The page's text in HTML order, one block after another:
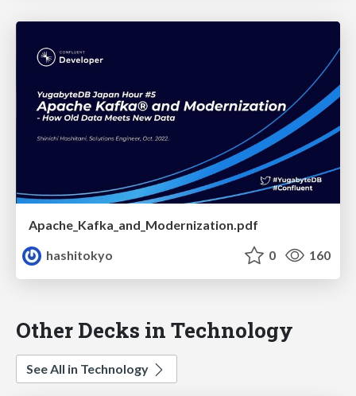
Apache_Kafka_and_Modernization.pdf
hashitokyo
0 160
Other Decks in Technology
See All in Technology